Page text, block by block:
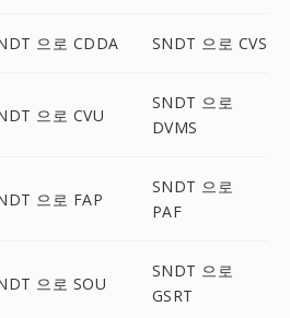
으로 CDDA SNDT 으로 CVS
으로 CVU
SNDT 으로
DVMS
으로 FAP
SNDT 으로
PAF
으로 SOU
SNDT 으로
GSRT